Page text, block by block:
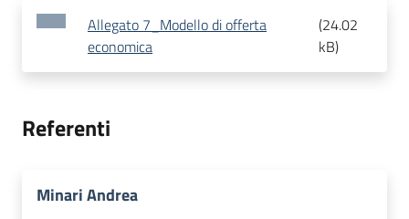
Allegato 7_Modello di offerta
economica
(24.02
kB)
Referenti
Minari Andrea